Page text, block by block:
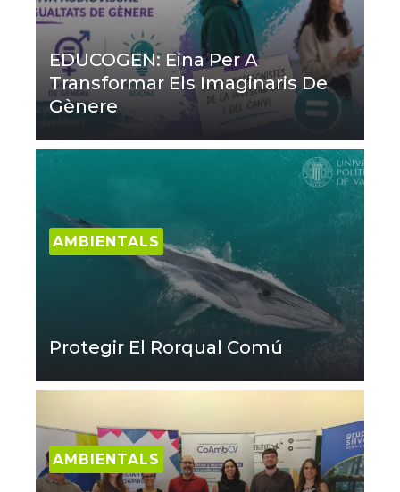
EDUCOGEN: Eina Per A
Transformar Els Imaginaris De
Gènere
AMBIENTALS
Protegir El Rorqual Comú
AMBIENTALS